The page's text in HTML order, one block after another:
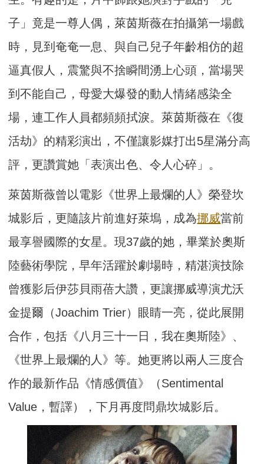
子」竟是一尊人偶，萊茵斯薇在拍攝第一場戲
時，見到奄奄一息、與自己兒子年齡相仿的超
逼真假人，震驚與不捨瞬間湧上心頭，當場哭
到不能自己，母愛大爆發的動人情緒感染全
場，連工作人員都頻頻拭淚。萊茵斯薇在《復
活劫》的精彩演出，不僅讓影媒打出5星滿分高
評，更讚賞她「表演出色、令人心碎」。
萊茵斯薇曾以電影《世界上最爛的人》榮登坎
城影后，更隨該片前進好萊塢，成為挪威當前
最享譽國際的女星。現37歲的她，畢業於奧斯
陸藝術學院，早年活躍於劇場時，精湛演技除
曾獲影后伊莎貝雨蓓大讚，更讓挪威導演尤沃
金提爾（Joachim Trier）眼睛一亮，從此展開
合作，包括《八月三十一日，我在奧斯陸》、
《世界上最爛的人》等。她更將以兩人三度合
作的最新作品《情感價值》（Sentimental
Value，暫譯），下月再度問鼎坎城影后。